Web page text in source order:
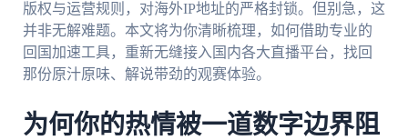
版权与运营规则，对海外IP地址的严格封锁。但别急，这
并非无解难题。本文将为你清晰梳理，如何借助专业的
回国加速工具，重新无缝接入国内各大直播平台，找回
那份原汁原味、解说带劲的观赛体验。
为何你的热情被一道数字边界阻